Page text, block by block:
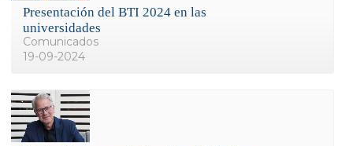
Presentación del BTI 2024 en las
universidades
Comunicados
19-09-2024